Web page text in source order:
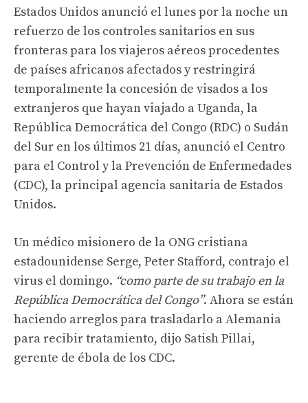
Estados Unidos anunció el lunes por la noche un
refuerzo de los controles sanitarios en sus
fronteras para los viajeros aéreos procedentes
de países africanos afectados y restringirá
temporalmente la concesión de visados ​​a los
extranjeros que hayan viajado a Uganda, la
República Democrática del Congo (RDC) o Sudán
del Sur en los últimos 21 días, anunció el Centro
para el Control y la Prevención de Enfermedades
(CDC), la principal agencia sanitaria de Estados
Unidos.
Un médico misionero de la ONG cristiana
estadounidense Serge, Peter Stafford, contrajo el
virus el domingo. “como parte de su trabajo en la
República Democrática del Congo”. Ahora se están
haciendo arreglos para trasladarlo a Alemania
para recibir tratamiento, dijo Satish Pillai,
gerente de ébola de los CDC.